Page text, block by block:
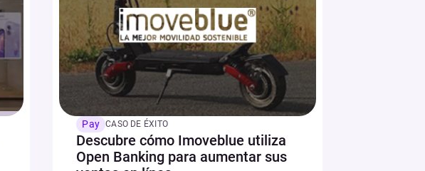
Pay CASO DE ÉXITO
Descubre cómo Imoveblue utiliza
Open Banking para aumentar sus